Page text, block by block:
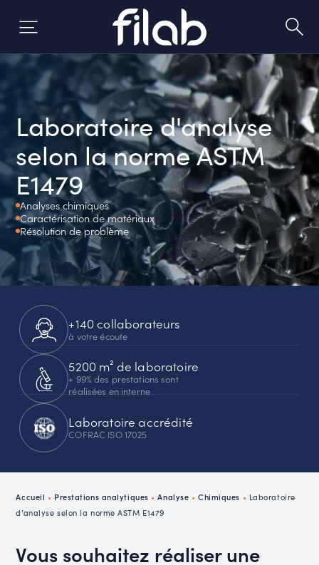
Laboratoire d'analyse
selon la norme ASTM
E1479
Analyses chimiques
Caractérisation de matériaux
Résolution de problème
+140 collaborateurs
à votre écoute
5200 m² de laboratoire
+ 99% des prestations sont
réalisées en interne
Laboratoire accrédité
COFRAC ISO 17025
Accueil • Prestations analytiques •Analyse • Chimiques • Laboratoire
d’analyse selon la norme ASTM E1479
Vous souhaitez réaliser une